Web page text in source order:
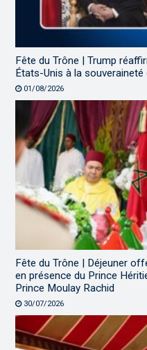
Fête du Trône | Trump
États-Unis à la
01/08/2026
Fête du Trône | Déjeuner
en présence du Prince
Prince Moulay Rachid
30/07/2026